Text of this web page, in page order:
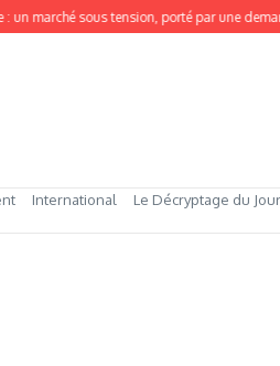
sous tension, porté par une demande
International Le Décryptage du Jour